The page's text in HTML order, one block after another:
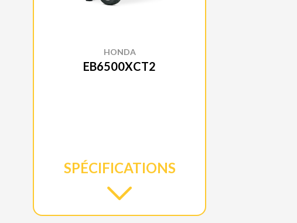
HONDA
EB6500XCT2
SPÉCIFICATIONS